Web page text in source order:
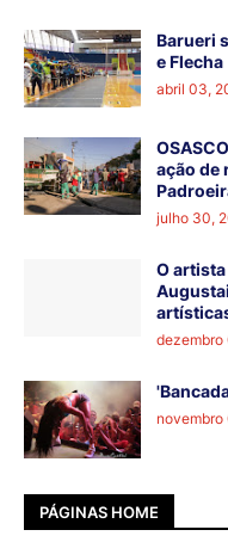
Barueri
e Flecha
abril 03,
ação de
julho 30,
O
dezembro
PÁGINAS HOME